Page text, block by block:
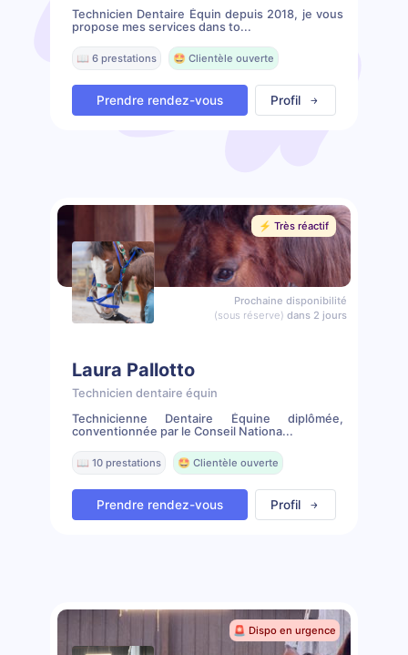
Technicien Dentaire Équin depuis 2018, je vous
propose mes services dans to...
📖 6 prestations 🤩 Clientèle ouverte
Prendre rendez-vous Profil
⚡️ Très réactif
Prochaine disponibilité
(sous réserve) dans 2 jours
Laura Pallotto
Technicien dentaire équin
Technicienne Dentaire Équine diplômée,
conventionnée par le Conseil Nationa...
📖 10 prestations 🤩 Clientèle ouverte
Prendre rendez-vous Profil
🚨 Dispo en urgence